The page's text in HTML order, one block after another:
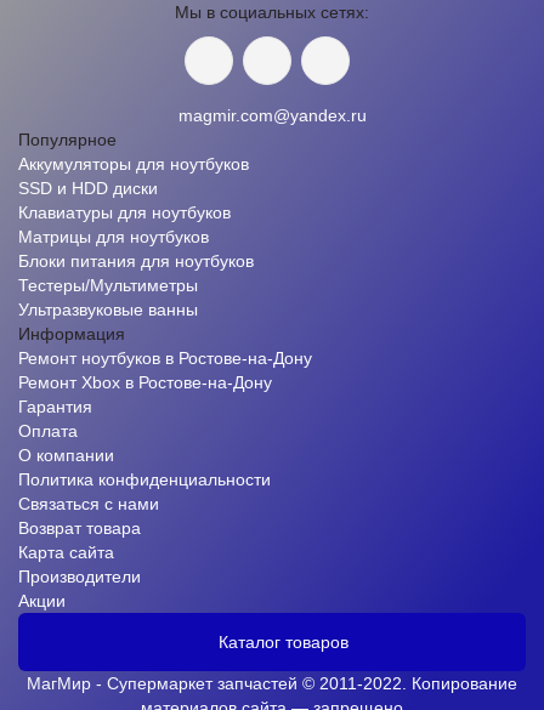
Мы в социальных сетях:
magmir.com@yandex.ru
Популярное
Аккумуляторы для ноутбуков
SSD и HDD диски
Клавиатуры для ноутбуков
Матрицы для ноутбуков
Блоки питания для ноутбуков
Тестеры/Мультиметры
Ультразвуковые ванны
Информация
Ремонт ноутбуков в Ростове-на-Дону
Ремонт Xbox в Ростове-на-Дону
Гарантия
Оплата
О компании
Политика конфиденциальности
Связаться с нами
Возврат товара
Карта сайта
Производители
Акции
Каталог товаров
МагМир - Супермаркет запчастей © 2011-2022. Копирование